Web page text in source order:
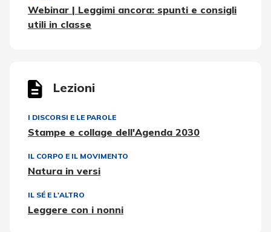
Webinar | Leggimi ancora: spunti e consigli
utili in classe
Lezioni
I DISCORSI E LE PAROLE
Stampe e collage dell'Agenda 2030
IL CORPO E IL MOVIMENTO
Natura in versi
IL SÉ E L'ALTRO
Leggere con i nonni